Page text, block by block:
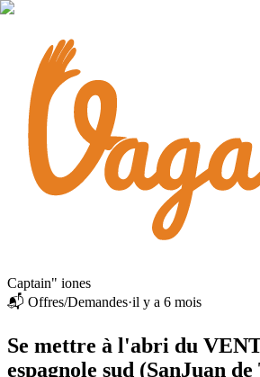
Captain" iones
📬 Offres/Demandes·il y a 6 mois
Se mettre à l'abri du
espagnole sud (SanJuan